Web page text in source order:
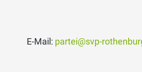
E-Mail: partei@svp-